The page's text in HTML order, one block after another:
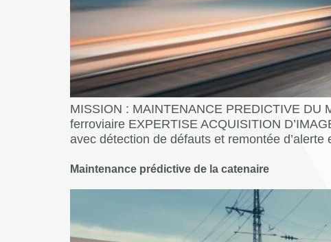
MISSION : MAINTENANCE PREDICTIVE DU
ferroviaire EXPERTISE ACQUISITION
avec détection de défauts et remontée
Maintenance prédictive de la catenaire